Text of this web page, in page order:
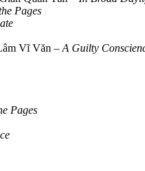
Pages
Vĩ Văn – A Guilty
Pages